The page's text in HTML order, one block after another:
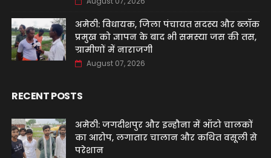
अमेठी: विधायक, जिला पंचायत सदस्य और ब्लॉक
प्रमुख को ज्ञापन के बाद भी समस्या जस की तस,
ग्रामीणों में नाराजगी
August 07, 2026
RECENT POSTS
अमेठी: जगदीशपुर और इन्हौना में ऑटो चालकों
का आरोप, लगातार चालान और कथित वसूली से
परेशान